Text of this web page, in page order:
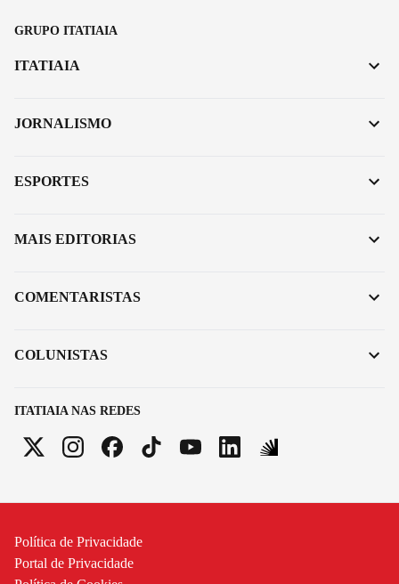
GRUPO ITATIAIA
ITATIAIA NAS REDES
ITATIAIA
JORNALISMO
ESPORTES
MAIS EDITORIAS
COMENTARISTAS
COLUNISTAS
Política de Privacidade
Portal de Privacidade